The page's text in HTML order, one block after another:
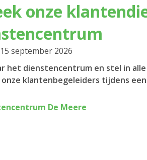
september 2026
het dienstencentrum en stel in
onze klantenbegeleiders tijdens
De Meere